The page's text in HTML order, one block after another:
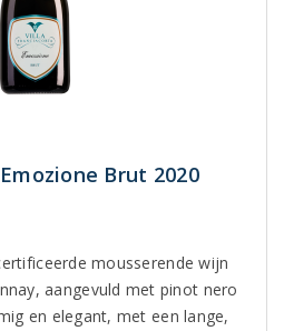
Brut 2020
mousserende wijn
aangevuld met pinot nero
en elegant, met een lange,